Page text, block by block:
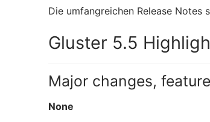
Die umfangreichen Release Notes
Gluster 5.5
Major changes,
None